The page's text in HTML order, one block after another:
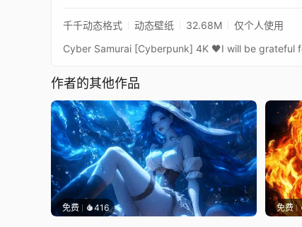
千千动态格式 动态壁纸 32.68M 仅个人使用
作者的其他作品
免费 416 免费